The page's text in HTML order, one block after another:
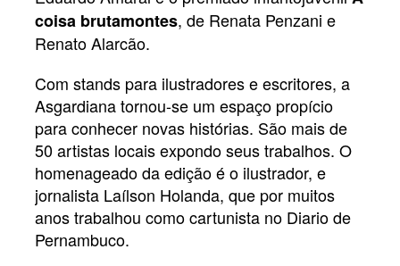
coisa brutamontes, de Renata Penzani e
Renato Alarcão.
Com stands para ilustradores e escritores, a
Asgardiana tornou-se um espaço propício
para conhecer novas histórias. São mais de
50 artistas locais expondo seus trabalhos. O
homenageado da edição é o ilustrador, e
jornalista Laílson Holanda, que por muitos
anos trabalhou como cartunista no Diario de
Pernambuco.